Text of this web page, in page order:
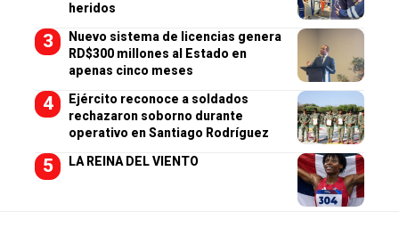
heridos
Nuevo sistema de licencias genera
RD$300 millones al Estado en
apenas cinco meses
Ejército reconoce a soldados
rechazaron soborno durante
operativo en Santiago Rodríguez
LA REINA DEL VIENTO